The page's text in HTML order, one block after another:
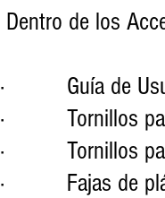
Dentro de los
·          Guía de
·          Tornillos
·          Tornillos
·          Fajas de